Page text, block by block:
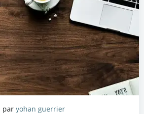
par yohan guerrier